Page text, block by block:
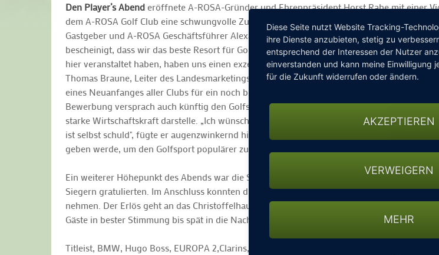
Den Player’s Abend eröffnete A-ROSA-Gründer und Ehrenpräsident Horst Rahe mit einer
dem A-ROSA Golf Club eine schwungvolle Zukunft wünschte. Beim anschließenden Talk
Gastgeber und A-ROSA Geschäftsführer Alexander Winter vertrat die Ansicht: „A-ROSA
bescheinigt, dass wir das beste Resort für Golfspieler in Deutschland sind – und zwar
hier veranstaltet haben, haben uns einen exzellenten Ruf eingetragen. Diesen Weg
Thomas Braune, Leiter des Landesmarketings und ehemaliger Regierungssprecher von
eines Neuanfanges aller Clubs für ein noch besseres Miteinander." Klaus Wowereit,
Bewerbung versprach auch künftig den Golfsport zu unterstützen, denn in anderen
starke Wirtschaftskraft darstelle. „Ich wünsche mir, dass der Golfsport ein besseres
ist selbst schuld", fügte er augenzwinkernd hinzu. Der Präsident des Deutschen
geben werde, um den Golfsport populärer zu machen und die Clubs zu stärken.
Ein weiterer Höhepunkt des Abends war die Siegerehrung des Jubiläumsturniers, bei der
Siegern gratulierten. Im Anschluss konnten die glücklichen Gewinner der Benefiz-
nehmen. Der Erlös geht an das Christoffelhaus, eine Wohnstätte für Kinder und
Gäste in bester Stimmung bis spät in die Nacht zu Klängen von DJ Steven Timmermann.
Titleist, BMW, Hugo Boss, EUROPA 2,Clarins, Moet & Chandon, MEICO, Torres,
Diese Seite nutzt Website Tracking-
ihre Dienste anzubieten, stetig zu
entsprechend der Interessen der Nutzer
einverstanden und kann meine Einwilligung
für die Zukunft widerrufen oder ändern.
AKZEPTIEREN
VERWEIGERN
MEHR